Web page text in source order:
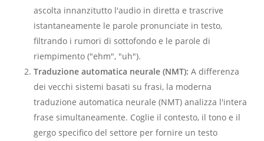
ascolta innanzitutto l'audio in diretta e trascrive
istantaneamente le parole pronunciate in testo,
filtrando i rumori di sottofondo e le parole di
riempimento ("ehm", "uh").
Traduzione automatica neurale (NMT): A differenza
dei vecchi sistemi basati su frasi, la moderna
traduzione automatica neurale (NMT) analizza l'intera
frase simultaneamente. Coglie il contesto, il tono e il
gergo specifico del settore per fornire un testo